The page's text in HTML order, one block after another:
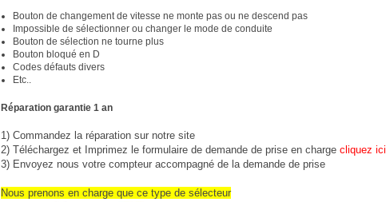
Bouton de changement de vitesse ne monte pas ou ne descend pas
Impossible de sélectionner ou changer le mode de conduite
Bouton de sélection ne tourne plus
Bouton bloqué en D
Codes défauts divers
Etc..
Réparation garantie 1 an
1) Commandez la réparation sur notre site
2) Téléchargez et Imprimez le formulaire de demande de prise en charge cliquez ici
3) Envoyez nous votre compteur accompagné de la demande de prise
Nous prenons en charge que ce type de sélecteur